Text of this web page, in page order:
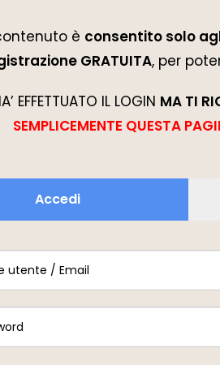
è consentito solo
GRATUITA, per
EFFETTUATO IL LOGIN MA TI
SEMPLICEMENTE QUESTA
Accedi